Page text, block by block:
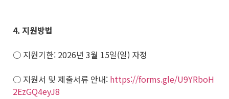
4. 지원방법
○ 지원기한: 2026년 3월 15일(일) 자정
○ 지원서 및 제출서류 안내: https://forms.gle/U9YRboH
2EzGQ4eyJ8